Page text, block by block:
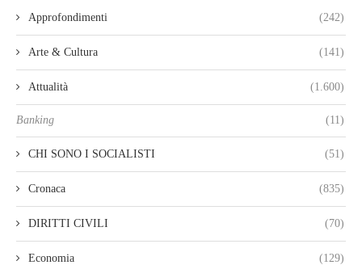
Approfondimenti (242)
Arte & Cultura (141)
Attualità (1.600)
Banking (11)
CHI SONO I SOCIALISTI (51)
Cronaca (835)
DIRITTI CIVILI (70)
Economia (129)